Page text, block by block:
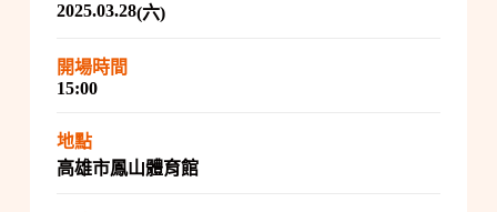
2025.03.28(六)
開場時間
15:00
地點
高雄市鳳山體育館